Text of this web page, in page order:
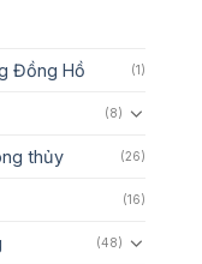
Đồng Hồ (1)
(8)
thủy (26)
(16)
(48)